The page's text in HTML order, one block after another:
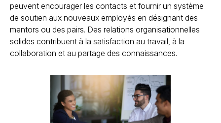
peuvent encourager les contacts et fournir un système
de soutien aux nouveaux employés en désignant des
mentors ou des pairs. Des relations organisationnelles
solides contribuent à la satisfaction au travail, à la
collaboration et au partage des connaissances.